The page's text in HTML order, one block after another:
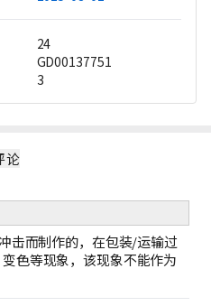
24
GD00137751
3
论
击而制作的，在包装/运输过
色等现象，该现象不能作为